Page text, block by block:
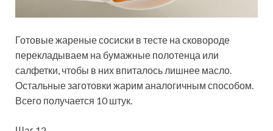
Готовые жареные сосиски в тесте на сковороде
перекладываем на бумажные полотенца или
салфетки, чтобы в них впиталось лишнее масло.
Остальные заготовки жарим аналогичным способом.
Всего получается 10 штук.